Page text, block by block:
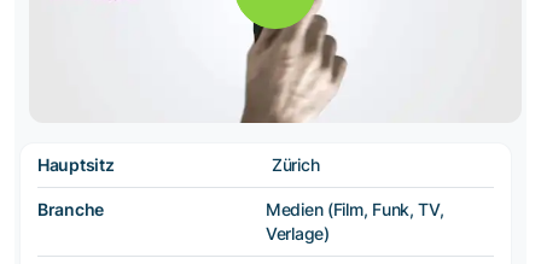
Hauptsitz Zürich
Branche
Medien (Film, Funk, TV,
Verlage)